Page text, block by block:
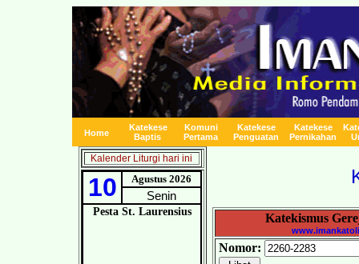
Home
Katekese
Baptis
Komuni
Pertama
Katekese
Penguatan
Katekese
Pernikahan
Kalender Liturgi hari ini
Katekismus
Nomor: